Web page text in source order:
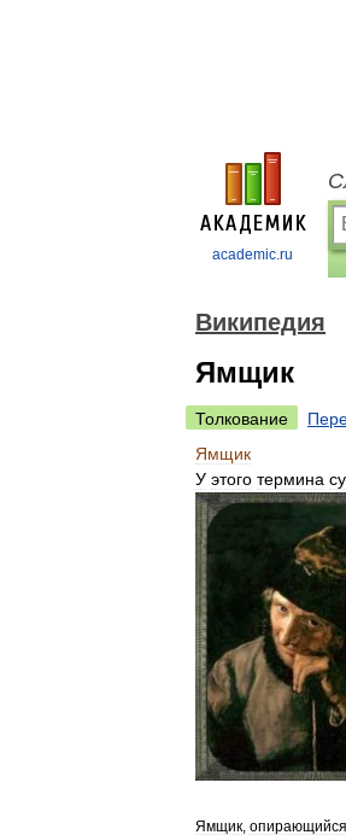
academic.ru
Википедия
Ямщик
Толкование
Ямщик
У этого термина
Ямщик опирающийся